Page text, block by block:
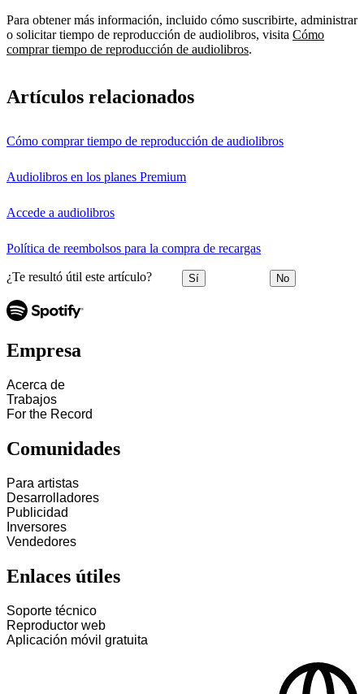
Para obtener más información, incluido cómo suscribirte, administrar
o solicitar tiempo de reproducción de audiolibros, visita Cómo
comprar tiempo de reproducción de audiolibros.
Artículos relacionados
Cómo comprar tiempo de reproducción de audiolibros
Audiolibros en los planes Premium
Accede a audiolibros
Política de reembolsos para la compra de recargas
¿Te resultó útil este artículo? Sí No
Empresa
Acerca de
Trabajos
For the Record
Comunidades
Para artistas
Desarrolladores
Publicidad
Inversores
Vendedores
Enlaces útiles
Soporte técnico
Reproductor web
Aplicación móvil gratuita